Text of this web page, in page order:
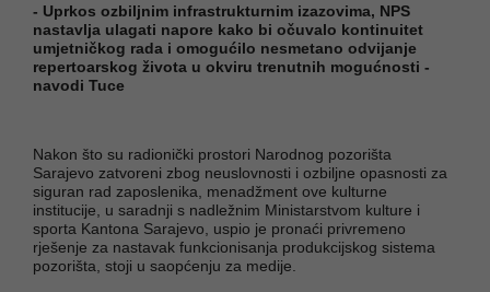
- Uprkos ozbiljnim infrastrukturnim izazovima, NPS
nastavlja ulagati napore kako bi očuvalo kontinuitet
umjetničkog rada i omogućilo nesmetano odvijanje
repertoarskog života u okviru trenutnih mogućnosti -
navodi Tuce
Nakon što su radionički prostori Narodnog pozorišta
Sarajevo zatvoreni zbog neuslovnosti i ozbiljne opasnosti za
siguran rad zaposlenika, menadžment ove kulturne
institucije, u saradnji s nadležnim Ministarstvom kulture i
sporta Kantona Sarajevo, uspio je pronaći privremeno
rješenje za nastavak funkcionisanja produkcijskog sistema
pozorišta, stoji u saopćenju za medije.